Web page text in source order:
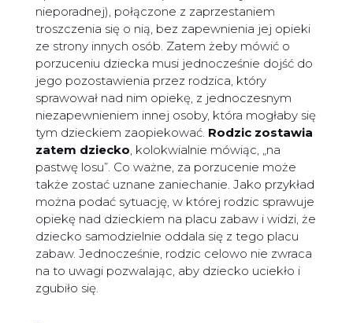
nieporadnej), połączone z zaprzestaniem
troszczenia się o nią, bez zapewnienia jej opieki
ze strony innych osób. Zatem żeby mówić o
porzuceniu dziecka musi jednocześnie dojść do
jego pozostawienia przez rodzica, który
sprawował nad nim opiekę, z jednoczesnym
niezapewnieniem innej osoby, która mogłaby się
tym dzieckiem zaopiekować. Rodzic zostawia
zatem dziecko , kolokwialnie mówiąc, „na
pastwę losu”. Co ważne, za porzucenie może
także zostać uznane zaniechanie. Jako przykład
można podać sytuację, w której rodzic sprawuje
opiekę nad dzieckiem na placu zabaw i widzi, że
dziecko samodzielnie oddala się z tego placu
zabaw. Jednocześnie, rodzic celowo nie zwraca
na to uwagi pozwalając, aby dziecko uciekło i
zgubiło się.